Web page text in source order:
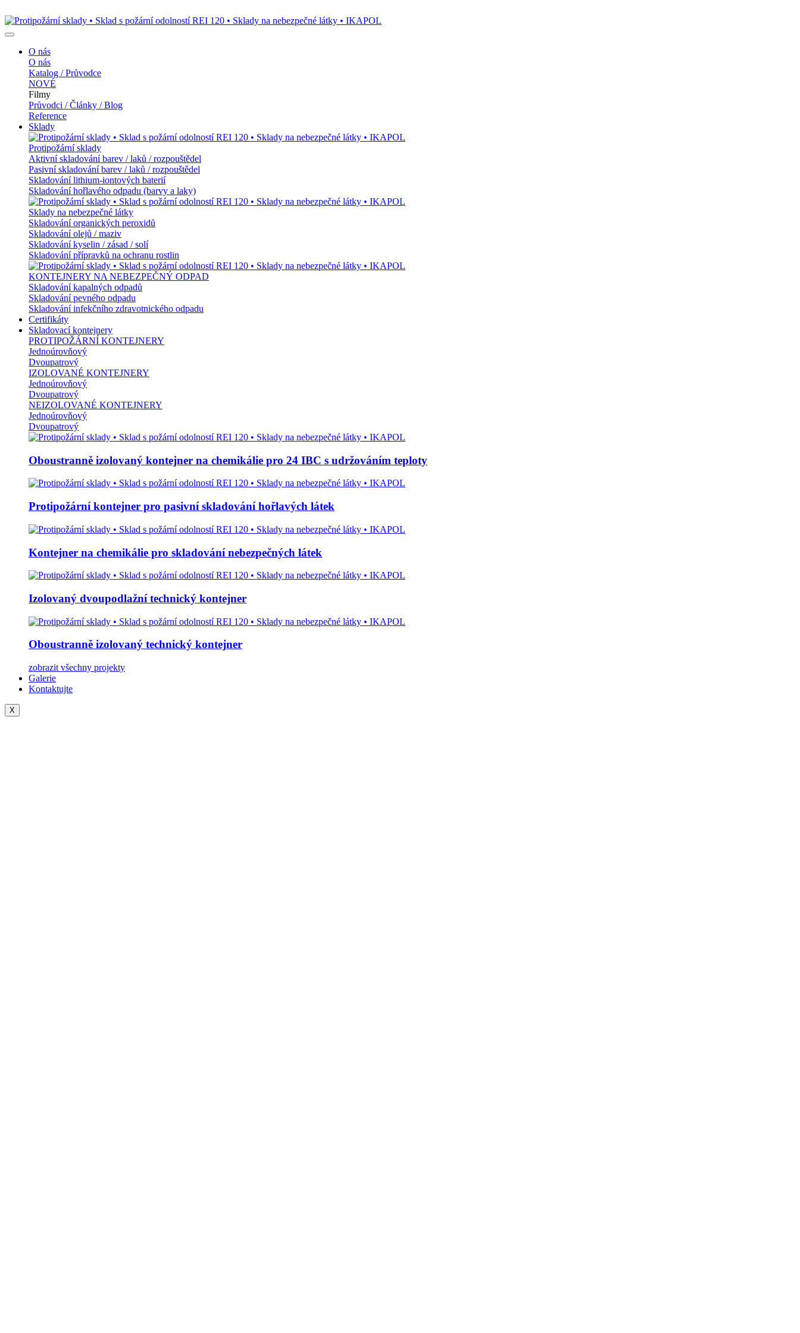
O nás
O nás
Katalog / Průvodce
NOVÉ
Filmy
Průvodci / Články / Blog
Reference
Sklady
Protipožární sklady
Aktivní skladování barev / laků / rozpouštědel
Pasivní skladování barev / laků / rozpouštědel
Skladování lithium-iontových baterií
Skladování hořlavého odpadu (barvy a laky)
Sklady na nebezpečné látky
Skladování organických peroxidů
Skladování olejů / maziv
Skladování kyselin / zásad / solí
Skladování přípravků na ochranu rostlin
KONTEJNERY NA NEBEZPEČNÝ ODPAD
Skladování kapalných odpadů
Skladování pevného odpadu
Skladování infekčního zdravotnického odpadu
Certifikáty
Skladovací kontejnery
PROTIPOŽÁRNÍ KONTEJNERY
Jednoúrovňový
Dvoupatrový
IZOLOVANÉ KONTEJNERY
Jednoúrovňový
Dvoupatrový
NEIZOLOVANÉ KONTEJNERY
Jednoúrovňový
Dvoupatrový
Oboustranně izolovaný kontejner na chemikálie pro 24 IBC s udržováním teploty
Protipožární kontejner pro pasivní skladování hořlavých látek
Kontejner na chemikálie pro skladování nebezpečných látek
Izolovaný dvoupodlažní technický kontejner
Oboustranně izolovaný technický kontejner
zobrazit všechny projekty
Galerie
Kontaktujte
X